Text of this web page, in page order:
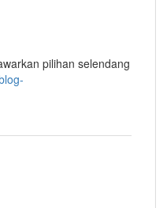
pilihan selendang